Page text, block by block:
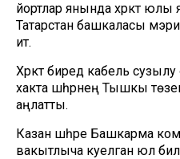
йортлар янында хәрәкәт
Татарстан башкаласы
итә.
Хәрәкәт биредә кабель
хакта шәһәрнең Тышкы
аңлатты.
Казан шәһәре Башкарма
вакытлыча куелган юл